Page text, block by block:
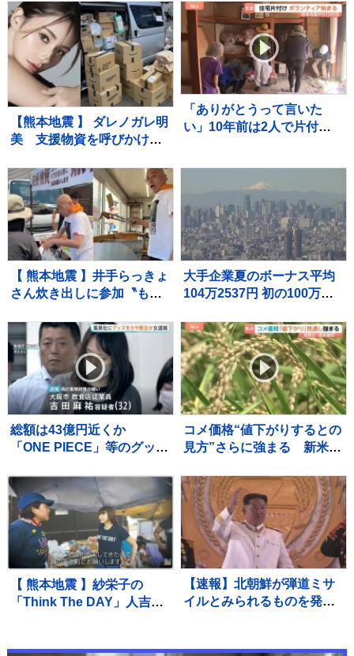
った亡き友へ…“同級生223
人全滅”残された少女の葛藤
【news23】
を記録 国内雑誌で100万
部超えゼロに
【熊本地震 】 ダレノガレ明
美 支援物資を呼びかけ
くさんの物資が届きはじめ
ました！」「皆様本当に本
当にありがとうございま
す」
「ありがとうって言いた
い」10年前は2人で片付け
ランティア支援【熊本地震
から10日目】
【 熊本地震 】井手らっきょ
さん炊き出しに参加〝もら
が精一杯〟自身の店も被害
に
大手企業夏のボーナス平均
104万2537円 初の100万円
高水準の賃上げが反映 経
団連最終集計
総額は43億円近くか
「ONE PIECE」等のグッズ
繰り返した偽計業務妨害の
疑いで女（32）逮捕「日々
の生活でストレスたま
り」 警視庁
コメ価格“値下がりするとの
見方”さらに強まる 新米価
小売価格が値下がりしてい
くのかが焦点
【 熊本地震 】紗栄子の
「Think The DAY」人吉
【速報】北朝鮮が弾道ミサ
イルとみられるものを発